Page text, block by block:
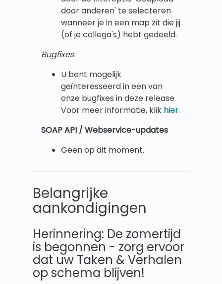
door anderen' te selecteren
wanneer je in een map zit die jij
(of je collega's) hebt gedeeld.
Bugfixes
U bent mogelijk
geïnteresseerd in een van
onze bugfixes in deze release.
Voor meer informatie, klik hier.
SOAP API / Webservice-updates
Geen op dit moment.
Belangrijke
aankondigingen
Herinnering: De zomertijd
is begonnen - zorg ervoor
dat uw Taken & Verhalen
op schema blijven!